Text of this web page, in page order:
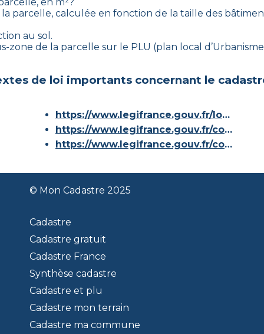
parcelle, calculée en fonction de la taille des
au sol.
zone de la parcelle sur le PLU (plan local
de loi importants concernant le
https://www.legifrance.gouv.fr/loda/id/JORFTEXT000000686267/
https://www.legifrance.gouv.fr/codes/article_lc/LEGIARTI000036588629/
https://www.legifrance.gouv.fr/codes/id/LEGISCTA000006180153/
© Mon Cadastre 2025
Cadastre
Cadastre gratuit
Cadastre France
Synthèse cadastre
Cadastre et plu
Cadastre mon terrain
Cadastre ma commune